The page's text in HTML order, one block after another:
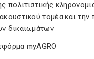
πολιτιστικής
τομέα και την
δικαιωμάτων
myAGRO